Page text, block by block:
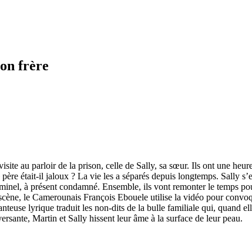
frère
au parloir de la prison, celle de Sally, sa sœur. Ils ont une
était-il jaloux ? La vie les a séparés depuis longtemps. Sally
à présent condamné. Ensemble, ils vont remonter le temps
le Camerounais François Ebouele utilise la vidéo pour
lyrique traduit les non-dits de la bulle familiale qui, quand
Martin et Sally hissent leur âme à la surface de leur peau.